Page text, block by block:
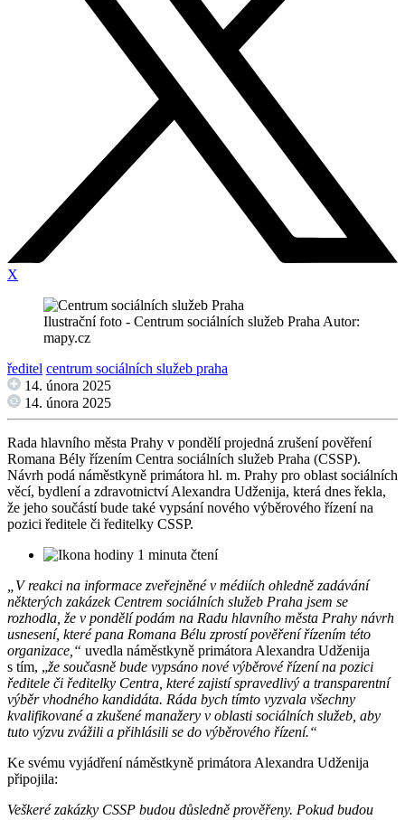
X
Ilustrační foto - Centrum sociálních služeb Praha Autor:
mapy.cz
ředitel centrum sociálních služeb praha
14. února 2025
14. února 2025
Rada hlavního města Prahy v pondělí projedná zrušení pověření
Romana Bély řízením Centra sociálních služeb Praha (CSSP).
Návrh podá náměstkyně primátora hl. m. Prahy pro oblast sociálních
věcí, bydlení a zdravotnictví Alexandra Udženija, která dnes řekla,
že jeho součástí bude také vypsání nového výběrového řízení na
pozici ředitele či ředitelky CSSP.
1 minuta čtení
„V reakci na informace zveřejněné v médiích ohledně zadávání
některých zakázek Centrem sociálních služeb Praha jsem se
rozhodla, že v pondělí podám na Radu hlavního města Prahy návrh
usnesení, které pana Romana Bélu zprostí pověření řízením této
organizace,“ uvedla náměstkyně primátora Alexandra Udženija
s tím, „že současně bude vypsáno nové výběrové řízení na pozici
ředitele či ředitelky Centra, které zajistí spravedlivý a transparentní
výběr vhodného kandidáta. Ráda bych tímto vyzvala všechny
kvalifikované a zkušené manažery v oblasti sociálních služeb, aby
tuto výzvu zvážili a přihlásili se do výběrového řízení.“
Ke svému vyjádření náměstkyně primátora Alexandra Udženija
připojila:
Veškeré zakázky CSSP budou důsledně prověřeny. Pokud budou